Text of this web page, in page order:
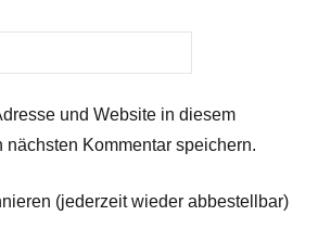
und Website in diesem
nächsten Kommentar speichern.
(jederzeit wieder abbestellbar)